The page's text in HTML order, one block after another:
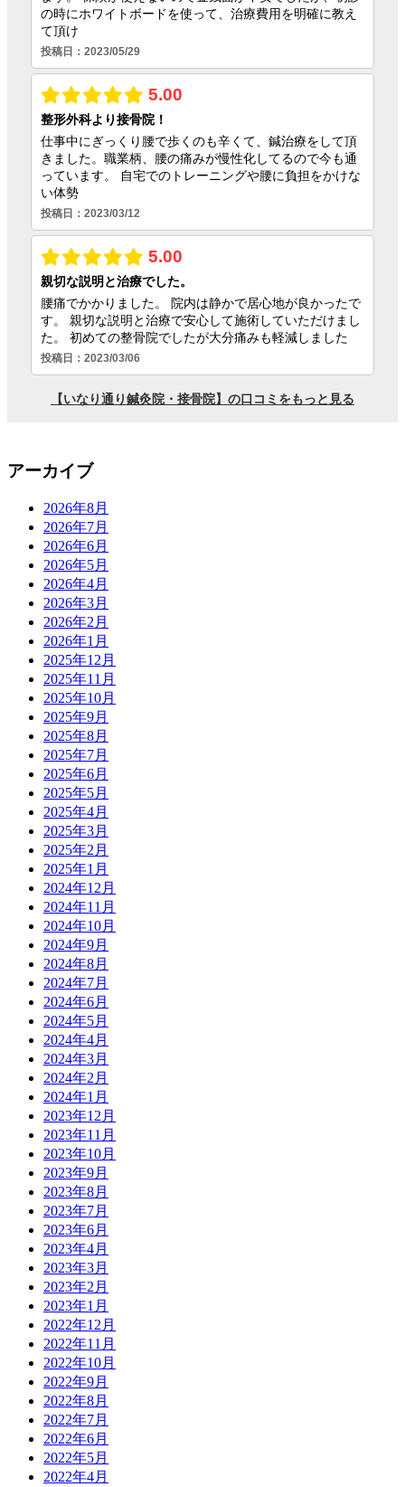
アーカイブ
2026年8月
2026年7月
2026年6月
2026年5月
2026年4月
2026年3月
2026年2月
2026年1月
2025年12月
2025年11月
2025年10月
2025年9月
2025年8月
2025年7月
2025年6月
2025年5月
2025年4月
2025年3月
2025年2月
2025年1月
2024年12月
2024年11月
2024年10月
2024年9月
2024年8月
2024年7月
2024年6月
2024年5月
2024年4月
2024年3月
2024年2月
2024年1月
2023年12月
2023年11月
2023年10月
2023年9月
2023年8月
2023年7月
2023年6月
2023年4月
2023年3月
2023年2月
2023年1月
2022年12月
2022年11月
2022年10月
2022年9月
2022年8月
2022年7月
2022年6月
2022年5月
2022年4月